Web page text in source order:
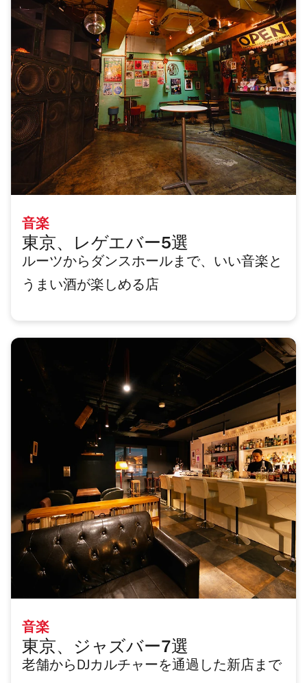
音楽
東京、レゲエバー5選
ルーツからダンスホールまで、いい音楽と
うまい酒が楽しめる店
音楽
東京、ジャズバー7選
老舗からDJカルチャーを通過した新店まで